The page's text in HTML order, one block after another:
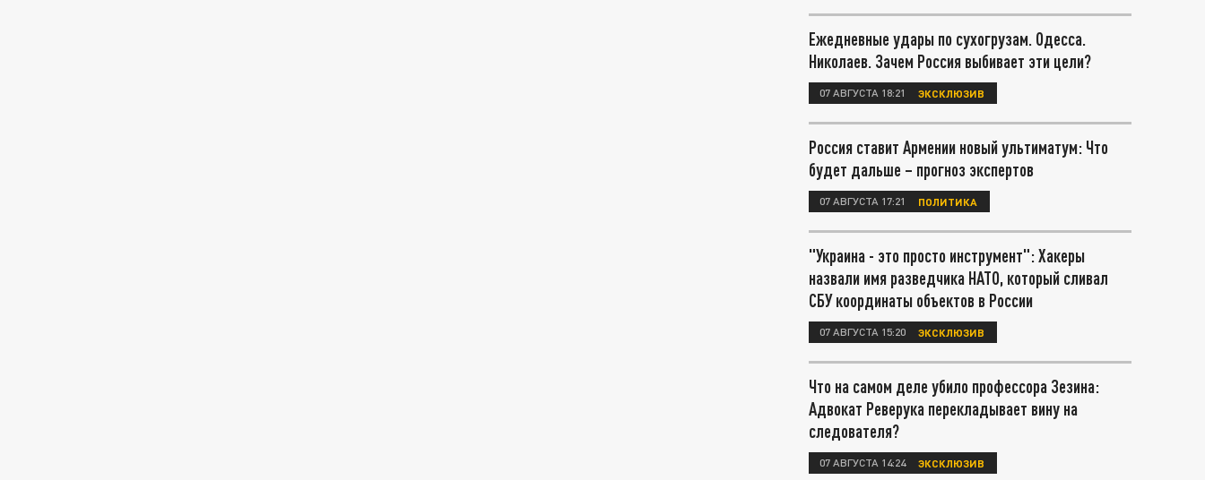
Ежедневные удары по сухогрузам. Одесса.
Николаев. Зачем Россия выбивает эти цели?
07 АВГУСТА 18:21 ЭКСКЛЮЗИВ
Россия ставит Армении новый ультиматум: Что
будет дальше – прогноз экспертов
07 АВГУСТА 17:21 ПОЛИТИКА
"Украина - это просто инструмент": Хакеры
назвали имя разведчика НАТО, который сливал
СБУ координаты объектов в России
07 АВГУСТА 15:20 ЭКСКЛЮЗИВ
Что на самом деле убило профессора Зезина:
Адвокат Реверука перекладывает вину на
следователя?
07 АВГУСТА 14:24 ЭКСКЛЮЗИВ